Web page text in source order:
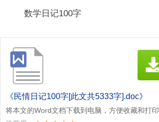
数学日记100字
《民情日记100字[此文共5333字].doc》
将本文的Word文档下载到电脑，方便收藏和打印